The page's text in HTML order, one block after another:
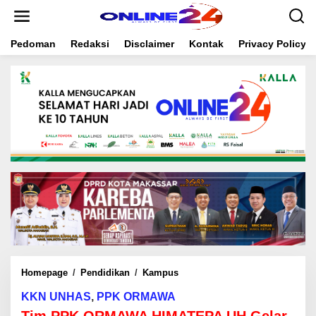
t
Pedoman Redaksi Disclaimer Kontak Privacy Policy
Homepage / Pendidikan / Kampus
P
KKN UNHAS, PPK ORMAWA